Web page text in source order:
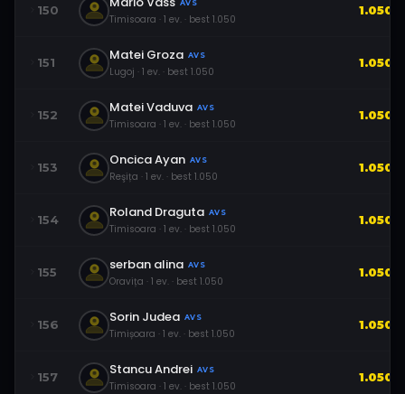
150 AVS
Timisoara · 1 ev. · best 1.050
1.050
151 Matei Groza AVS
Lugoj · 1 ev. · best 1.050
1.050
152 Matei Vaduva AVS
Timisoara · 1 ev. · best 1.050
1.050
153 Oncica Ayan AVS
Reşița · 1 ev. · best 1.050
1.050
154 Roland Draguta AVS
Timisoara · 1 ev. · best 1.050
1.050
155 serban alina AVS
Oravița · 1 ev. · best 1.050
1.050
156 Sorin Judea AVS
Timișoara · 1 ev. · best 1.050
1.050
157 Stancu Andrei AVS
Timisoara · 1 ev. · best 1.050
1.050